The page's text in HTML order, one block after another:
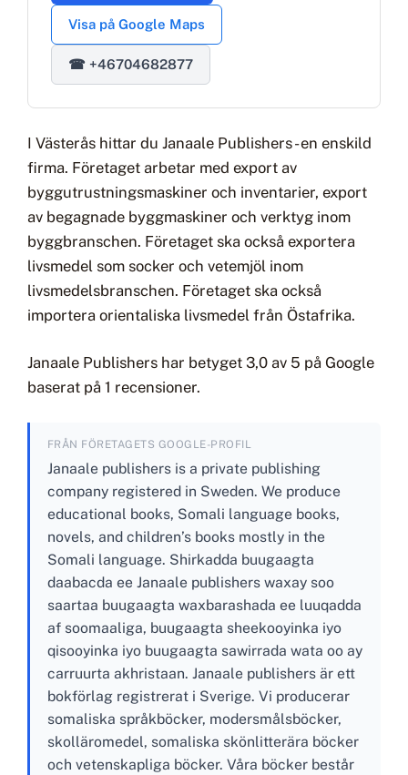
Visa på Google Maps
☎ +46704682877
I Västerås hittar du Janaale Publishers - en enskild
firma. Företaget arbetar med export av
byggutrustningsmaskiner och inventarier, export
av begagnade byggmaskiner och verktyg inom
byggbranschen. Företaget ska också exportera
livsmedel som socker och vetemjöl inom
livsmedelsbranschen. Företaget ska också
importera orientaliska livsmedel från Östafrika.
Janaale Publishers har betyget 3,0 av 5 på Google
baserat på 1 recensioner.
FRÅN FÖRETAGETS GOOGLE-PROFIL
Janaale publishers is a private publishing
company registered in Sweden. We produce
educational books, Somali language books,
novels, and children’s books mostly in the
Somali language. Shirkadda buugaagta
daabacda ee Janaale publishers waxay soo
saartaa buugaagta waxbarashada ee luuqadda
af soomaaliga, buugaagta sheekooyinka iyo
qisooyinka iyo buugaagta sawirrada wata oo ay
carruurta akhristaan. Janaale publishers är ett
bokförlag registrerat i Sverige. Vi producerar
somaliska språkböcker, modersmålsböcker,
skolläromedel, somaliska skönlitterära böcker
och vetenskapliga böcker. Våra böcker består